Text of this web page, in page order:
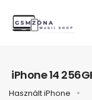
iPhone 14
Használt iPhone